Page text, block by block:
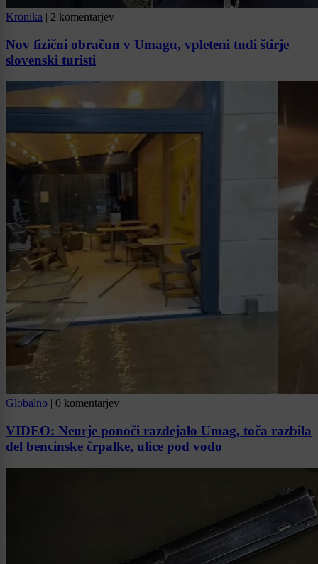
Kronika | 2 komentarjev
Nov fizični obračun v Umagu, vpleteni tudi štirje
slovenski turisti
Globalno | 0 komentarjev
VIDEO: Neurje ponoči razdejalo Umag, toča razbila
del bencinske črpalke, ulice pod vodo